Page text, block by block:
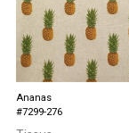
Ananas
#7299-276